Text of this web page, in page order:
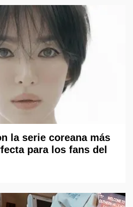
la serie coreana más
para los fans del